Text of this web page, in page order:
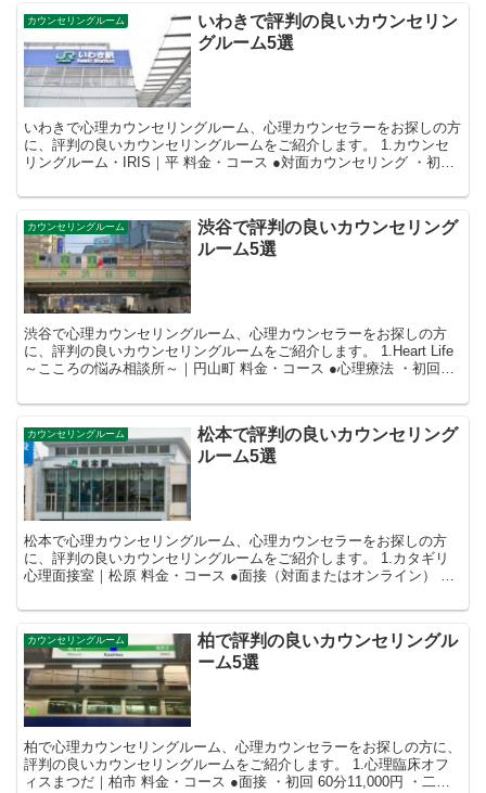
カウンセリングルーム
いわきで評判の良いカウンセリン
グルーム5選
いわきで心理カウンセリングルーム、心理カウンセラーをお探しの方
に、評判の良いカウンセリングルームをご紹介します。 1.カウンセ
リングルーム・IRIS｜平 料金・コース ●対面カウンセリング ・初回
カウンセリングルーム
渋谷で評判の良いカウンセリング
ルーム5選
渋谷で心理カウンセリングルーム、心理カウンセラーをお探しの方
に、評判の良いカウンセリングルームをご紹介します。 1.Heart Life
～こころの悩み相談所～｜円山町 料金・コース ●心理療法 ・初回カ
カウンセリングルーム
松本で評判の良いカウンセリング
ルーム5選
松本で心理カウンセリングルーム、心理カウンセラーをお探しの方
に、評判の良いカウンセリングルームをご紹介します。 1.カタギリ
心理面接室｜松原 料金・コース ●面接（対面またはオンライン） ・
カウンセリングルーム
柏で評判の良いカウンセリングル
ーム5選
柏で心理カウンセリングルーム、心理カウンセラーをお探しの方に、
評判の良いカウンセリングルームをご紹介します。 1.心理臨床オフ
ィスまつだ｜柏市 料金・コース ●面接 ・初回 60分11,000円 ・二回